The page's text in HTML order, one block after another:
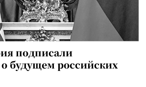
подписали
будущем российских